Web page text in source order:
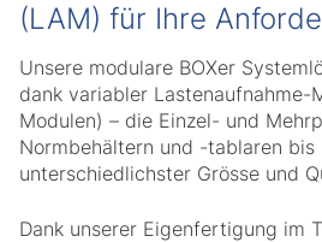
(LAM) für Ihre
Unsere modulare BOXer
dank variabler Lastenaufnahme-
Modulen) – die Einzel- und
Normbehältern und -tablaren bis
unterschiedlichster Grösse und
Dank unserer Eigenfertigung im